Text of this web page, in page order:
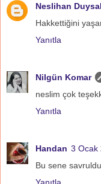
Neslihan
Hakkettiğini
Yanıtla
Nilgün Komar
neslim çok
Yanıtla
Handan 3 Ocak
Bu sene
Yanıtla